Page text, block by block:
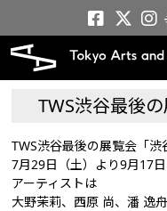
トー
ト
TWS渋谷最後
TWS渋谷最後の展覧会「
7月29日（土）より9月17
アーティストは
大野茉莉、西原 尚、潘 逸